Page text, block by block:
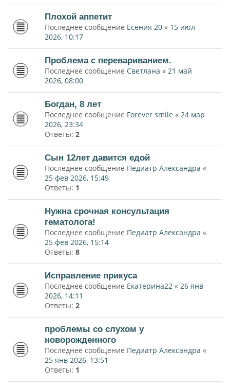
Плохой аппетит
Последнее сообщение Есения 20 « 15 июл
2026, 10:17
Проблема с перевариванием.
Последнее сообщение Светлана « 21 май
2026, 08:00
Богдан, 8 лет
Последнее сообщение Forever smile « 24 мар
2026, 23:34
Ответы: 2
Сын 12лет давится едой
Последнее сообщение Педиатр Александра «
25 фев 2026, 15:49
Ответы: 1
Нужна срочная консультация
гематолога!
Последнее сообщение Педиатр Александра «
25 фев 2026, 15:14
Ответы: 8
Исправление прикуса
Последнее сообщение Екатерина22 « 26 янв
2026, 14:11
Ответы: 2
проблемы со слухом у
новорожденного
Последнее сообщение Педиатр Александра «
25 янв 2026, 13:51
Ответы: 1